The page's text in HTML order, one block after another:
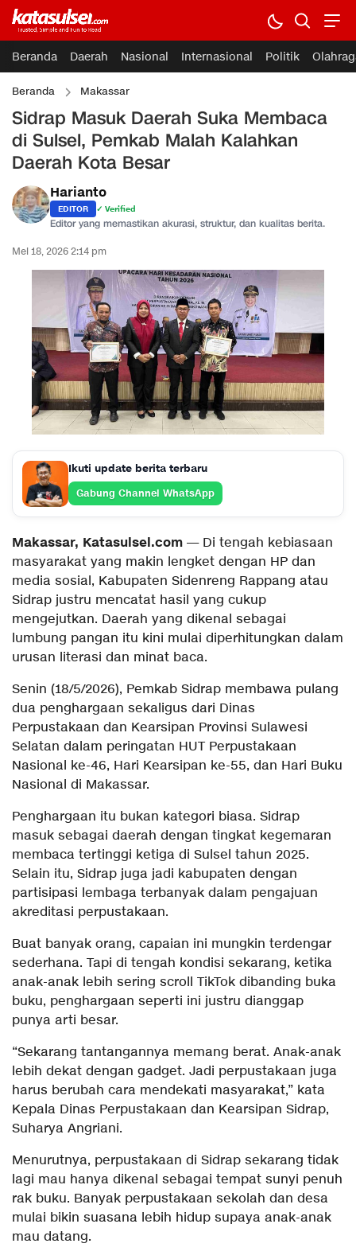
Beranda Daerah Nasional Internasional Politik
Beranda Makassar
Sidrap Masuk Daerah Suka Membaca
di Sulsel, Pemkab Malah Kalahkan
Daerah Kota Besar
Harianto
EDITOR ✓ Verified
Editor yang memastikan akurasi, struktur, dan kualitas berita.
Mei 18, 2026 2:14 pm
Ikuti update berita terbaru
Gabung Channel WhatsApp
Makassar, Katasulsel.com — Di tengah kebiasaan
masyarakat yang makin lengket dengan HP dan
media sosial, Kabupaten Sidenreng Rappang atau
Sidrap justru mencatat hasil yang cukup
mengejutkan. Daerah yang dikenal sebagai
lumbung pangan itu kini mulai diperhitungkan dalam
urusan literasi dan minat baca.
Senin (18/5/2026), Pemkab Sidrap membawa pulang
dua penghargaan sekaligus dari Dinas
Perpustakaan dan Kearsipan Provinsi Sulawesi
Selatan dalam peringatan HUT Perpustakaan
Nasional ke-46, Hari Kearsipan ke-55, dan Hari Buku
Nasional di Makassar.
Penghargaan itu bukan kategori biasa. Sidrap
masuk sebagai daerah dengan tingkat kegemaran
membaca tertinggi ketiga di Sulsel tahun 2025.
Selain itu, Sidrap juga jadi kabupaten dengan
partisipasi lembaga terbanyak dalam pengajuan
akreditasi perpustakaan.
Buat banyak orang, capaian ini mungkin terdengar
sederhana. Tapi di tengah kondisi sekarang, ketika
anak-anak lebih sering scroll TikTok dibanding buka
buku, penghargaan seperti ini justru dianggap
punya arti besar.
“Sekarang tantangannya memang berat. Anak-anak
lebih dekat dengan gadget. Jadi perpustakaan juga
harus berubah cara mendekati masyarakat,” kata
Kepala Dinas Perpustakaan dan Kearsipan Sidrap,
Suharya Angriani.
Menurutnya, perpustakaan di Sidrap sekarang tidak
lagi mau hanya dikenal sebagai tempat sunyi penuh
rak buku. Banyak perpustakaan sekolah dan desa
mulai bikin suasana lebih hidup supaya anak-anak
mau datang.